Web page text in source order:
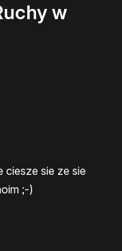
w
ciesze sie ze sie
;-)